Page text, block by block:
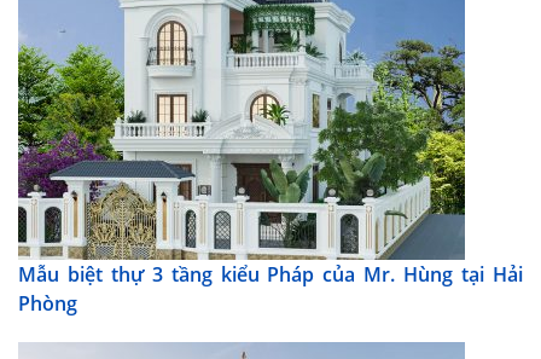
Mẫu biệt thự 3 tầng kiểu Pháp của Mr. Hùng tại Hải
Phòng